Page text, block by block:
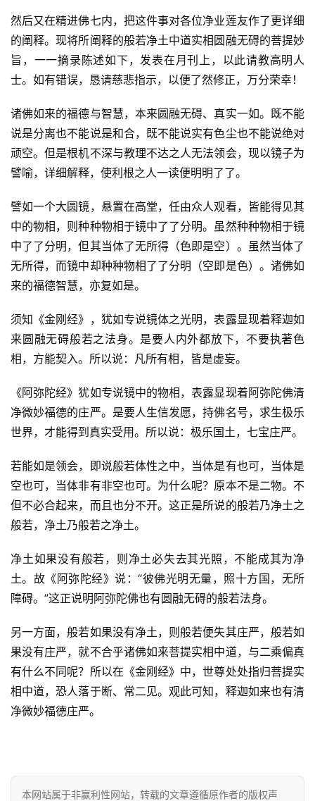
心
乐
菩
提
专
题
公
慈
善
佛
教
物
寺
巡
礼
频
纪
录
佛
教
艺
术
政
策
法
规
然后又在精进佛七内，把这件事对各位净业莲友作了更详细
的阐释。现将所阐释的般若净土中道实相圆融无碍的菩提妙
旨，一一摘录陈述如下，发表在月刊上，以此请教高明人
士。如有错误，恳请慈悲指示，以便了然修正，万分荣幸！
诸佛如来的福德与智慧，本来圆融无碍、真实一如。既不能
说是分离也不能说是和合，既不能说实有色尘也不能说绝对
顽空。但是根机不深与教理不达之人无法领会，现以镜子为
譬喻，详细解释，使利根之人一读便明明了了。
譬如一个大圆镜，悬置在高堂，任由众人观看，皆能得见其
中的物相，则种种物相于镜中了了分明。虽然种种物相于镜
中了了分明，但其当体了无所得（色即是空）。虽然当体了
无所得，而镜中却种种物相了了分明（空即是色）。诸佛如
来的福德智慧，亦复如是。
须知《金刚经》，犹如专说镜体之光明，表露显现着释迦如
来圆融无碍般若之法身。是要人内外都放下，不要执著色
相，方能契入。所以说：凡所有相，皆是虚妄。
《阿弥陀经》犹如专说镜中的物相，表露显现着阿弥陀佛清
净微妙福德的庄严。是要人生信发愿，持佛名号，求生极乐
世界，才能得到真实受用。所以说：极乐国土，七宝庄严。
若能如是领会，即说般若体性之中，当体是有也可，当体是
空也可，当体非有非空也可。为什么呢？原本不是二物。不
但不必合起来，而且也分不开。这正是所说的般若乃净土之
般若，净土乃般若之净土。
净土如果没有般若，则净土必失去其光照，不能成其为净
土。故《阿弥陀经》说：“彼佛光明无量，照十方国，无所
障碍。”这正说明阿弥陀佛也有圆融无碍的般若法身。
另一方面，般若如果没有净土，则般若便失其庄严，般若如
果没有庄严，就不合乎诸佛如来菩提实相中道，与二乘偏真
有什么不同呢？所以在《金刚经》中，世尊处处指归菩提实
相中道，恐人落于断、常二见。观此可知，释迦如来也有清
净微妙福德庄严。
本网站属于非赢利性网站，转载的文章遵循原作者的版权声